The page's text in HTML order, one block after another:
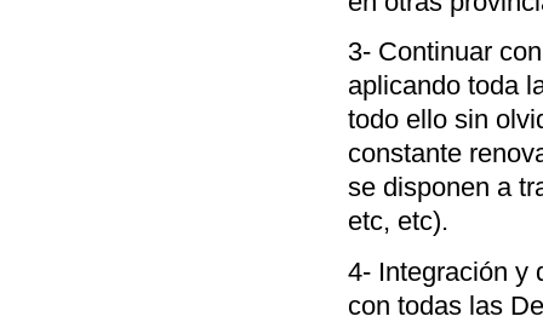
3- Continuar
aplicando toda
todo ello sin
constante
se disponen a
etc, etc).
4- Integración y
con todas las